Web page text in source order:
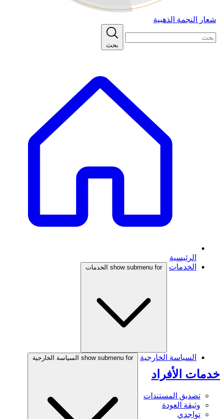
شعار النجمة الذهبية
بحث
الرئيسية
الخدمات
show submenu for الخدمات
خدمات الأفراد
تصديق المستندات
وثيقة العودة
تواجدي
السياسة الخارجية show submenu for السياسة الخارجية